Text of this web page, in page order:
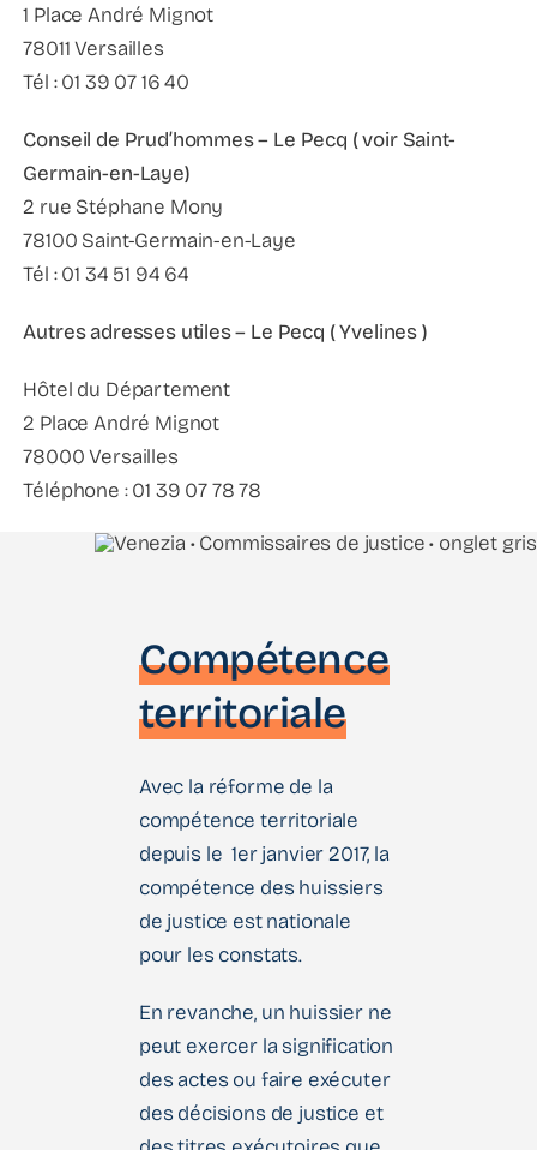
1 Place André Mignot
78011 Versailles
Tél : 01 39 07 16 40
Conseil de Prud’hommes – Le Pecq ( voir Saint-
Germain-en-Laye)
2 rue Stéphane Mony
78100 Saint-Germain-en-Laye
Tél : 01 34 51 94 64
Autres adresses utiles – Le Pecq ( Yvelines )
Hôtel du Département
2 Place André Mignot
78000 Versailles
Téléphone : 01 39 07 78 78
Compétence
territoriale
Avec la réforme de la
compétence territoriale
depuis le 1er janvier 2017, la
compétence des huissiers
de justice est nationale
pour les constats.
En revanche, un huissier ne
peut exercer la signification
des actes ou faire exécuter
des décisions de justice et